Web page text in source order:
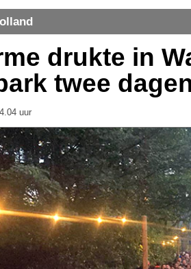
drukte in
twee
uur